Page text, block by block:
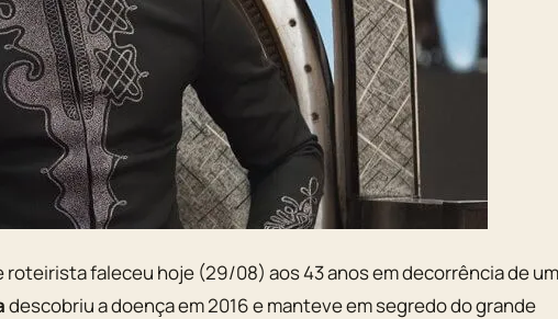
roteirista faleceu hoje (29/08) aos 43 anos em decorrência de um
descobriu a doença em 2016 e manteve em segredo do grande